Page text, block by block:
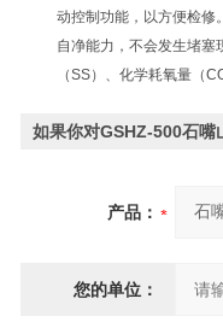
动控制功能，以方便检修
自净能力，不会发生堵塞
（SS）、化学耗氧量（
如果你对GSHZ-500石嘴
产品：
您的单位：